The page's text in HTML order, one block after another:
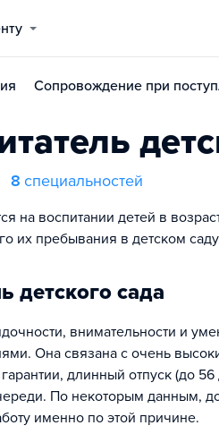
Сопровождение при
8 специальностей
на воспитании детей в
их пребывания в детском
детского сада
внимательности и
Она связана с очень
длинный отпуск (до
По некоторым данным,
именно по этой причине.